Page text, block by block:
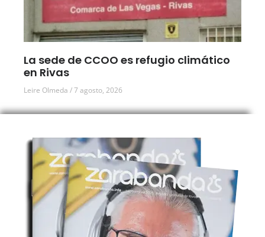
La sede de CCOO es refugio climático
en Rivas
Leire Olmeda 7 agosto, 2026